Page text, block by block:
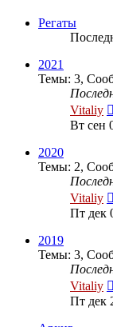
Регаты
2021
Темы: 3,
Vitaliy
Вт сен
2020
Темы: 2,
Vitaliy
Пт дек
2019
Темы: 3,
Vitaliy
Пт дек